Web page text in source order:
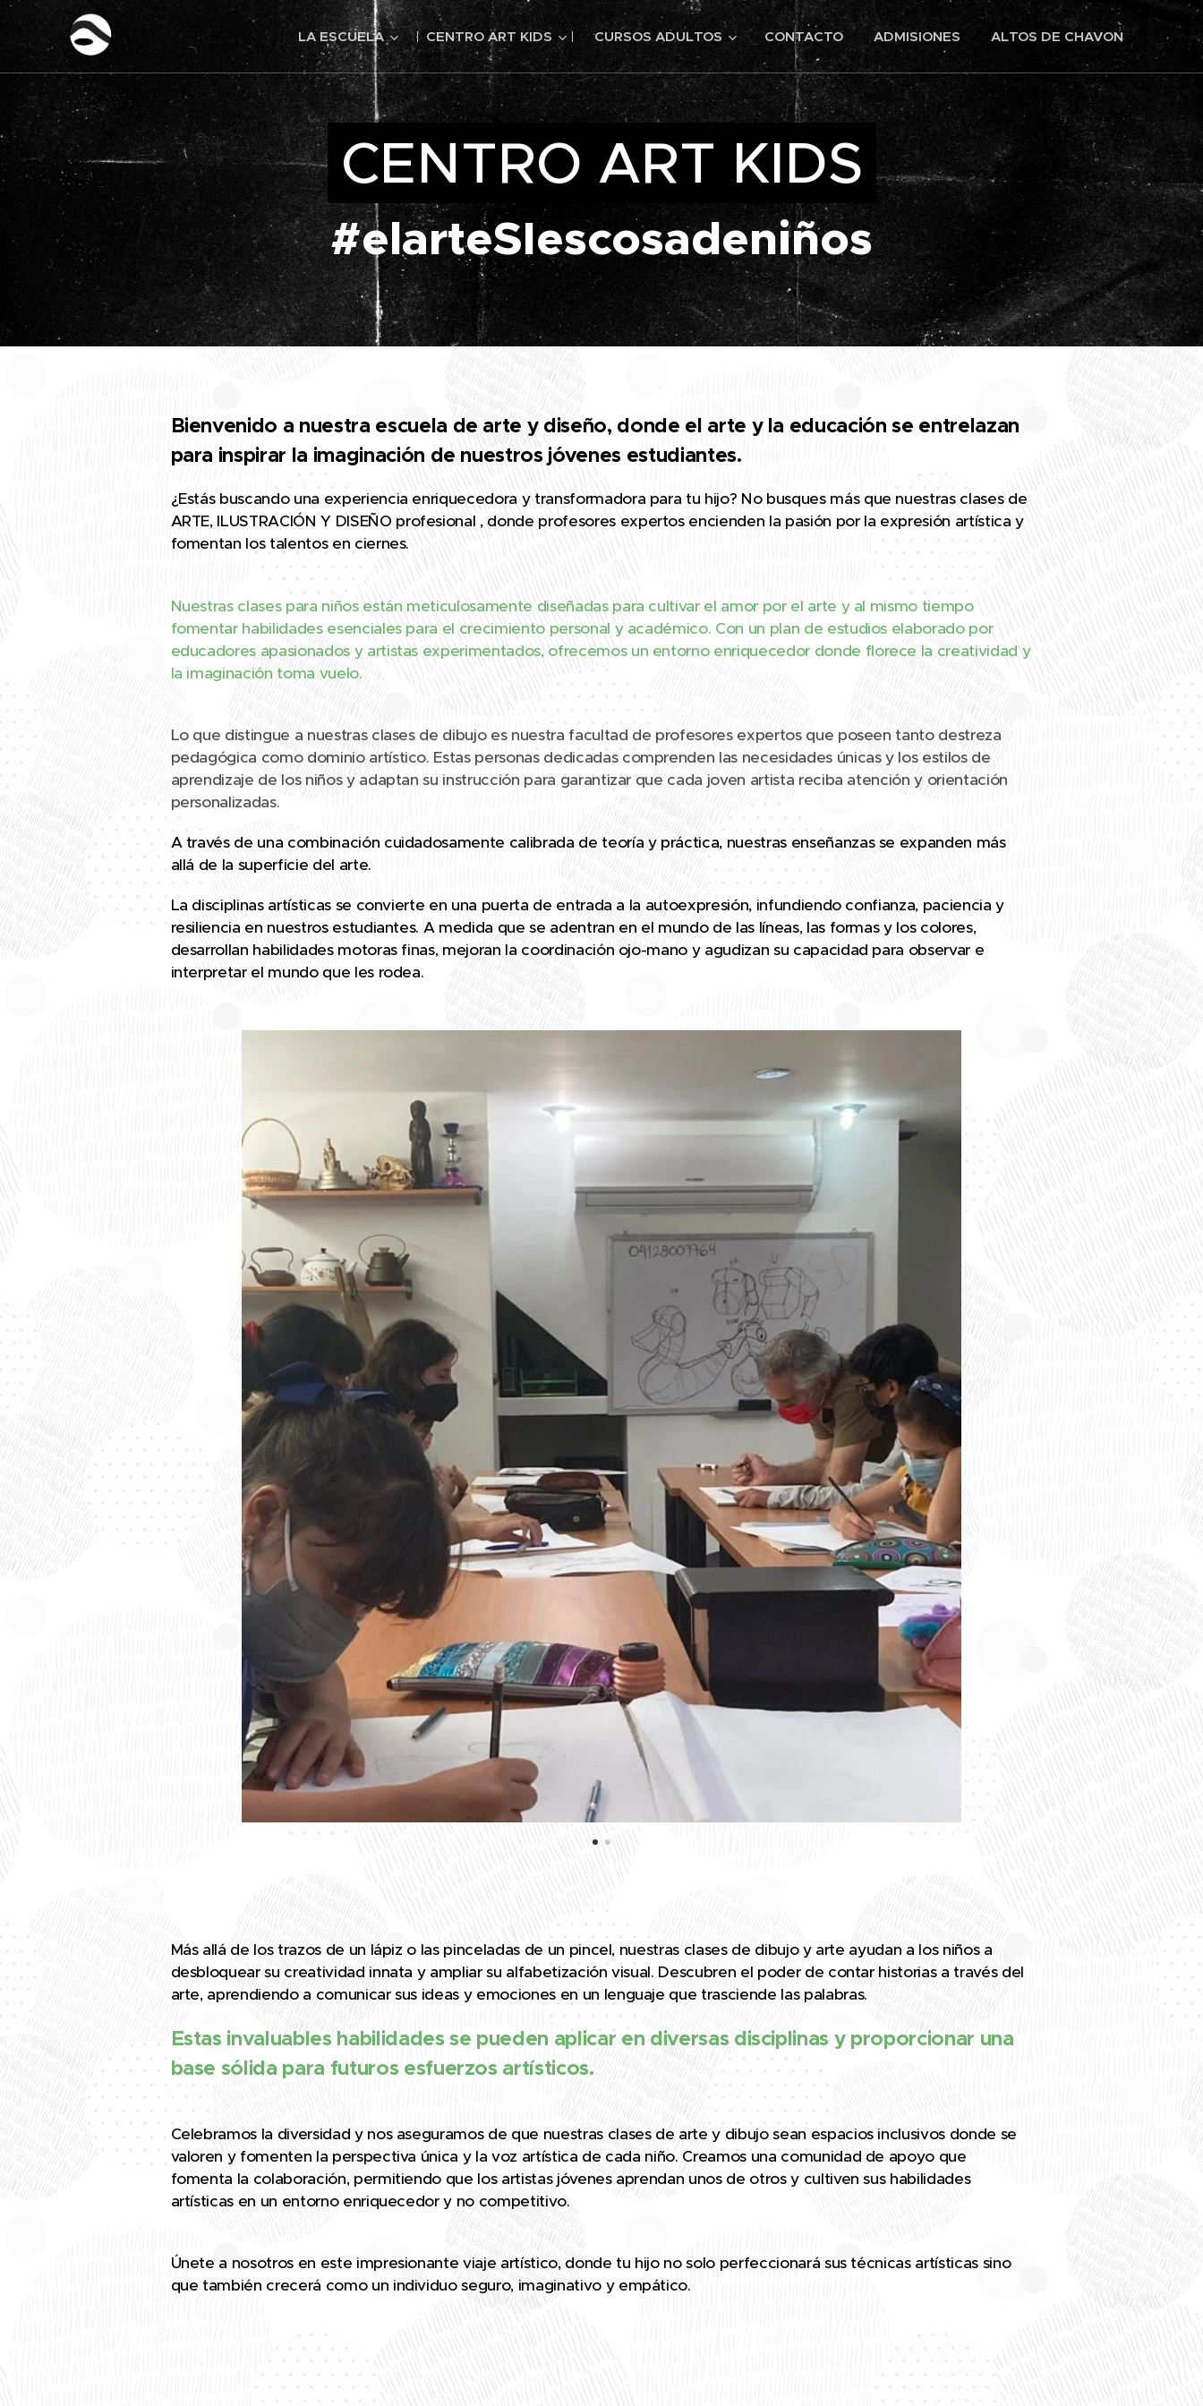
LA ESCUELA CENTRO ART KIDS CURSOS ADULTOS CONTACTO ADMISIONES ALTOS DE CHAVON
CENTRO ART KIDS
#elarteSIescosadeniños
Bienvenido a nuestra escuela de arte y diseño, donde el arte y la educación se entrelazan
para inspirar la imaginación de nuestros jóvenes estudiantes.
¿Estás buscando una experiencia enriquecedora y transformadora para tu hijo? No busques más que nuestras clases de
ARTE, ILUSTRACIÓN Y DISEÑO profesional , donde profesores expertos encienden la pasión por la expresión artística y
fomentan los talentos en ciernes.
Nuestras clases para niños están meticulosamente diseñadas para cultivar el amor por el arte y al mismo tiempo
fomentar habilidades esenciales para el crecimiento personal y académico. Con un plan de estudios elaborado por
educadores apasionados y artistas experimentados, ofrecemos un entorno enriquecedor donde florece la creatividad y
la imaginación toma vuelo.
Lo que distingue a nuestras clases de dibujo es nuestra facultad de profesores expertos que poseen tanto destreza
pedagógica como dominio artístico. Estas personas dedicadas comprenden las necesidades únicas y los estilos de
aprendizaje de los niños y adaptan su instrucción para garantizar que cada joven artista reciba atención y orientación
personalizadas.
A través de una combinación cuidadosamente calibrada de teoría y práctica, nuestras enseñanzas se expanden más
allá de la superficie del arte.
La disciplinas artísticas se convierte en una puerta de entrada a la autoexpresión, infundiendo confianza, paciencia y
resiliencia en nuestros estudiantes. A medida que se adentran en el mundo de las líneas, las formas y los colores,
desarrollan habilidades motoras finas, mejoran la coordinación ojo-mano y agudizan su capacidad para observar e
interpretar el mundo que les rodea.
Más allá de los trazos de un lápiz o las pinceladas de un pincel, nuestras clases de dibujo y arte ayudan a los niños a
desbloquear su creatividad innata y ampliar su alfabetización visual. Descubren el poder de contar historias a través del
arte, aprendiendo a comunicar sus ideas y emociones en un lenguaje que trasciende las palabras.
Estas invaluables habilidades se pueden aplicar en diversas disciplinas y proporcionar una
base sólida para futuros esfuerzos artísticos.
Celebramos la diversidad y nos aseguramos de que nuestras clases de arte y dibujo sean espacios inclusivos donde se
valoren y fomenten la perspectiva única y la voz artística de cada niño. Creamos una comunidad de apoyo que
fomenta la colaboración, permitiendo que los artistas jóvenes aprendan unos de otros y cultiven sus habilidades
artísticas en un entorno enriquecedor y no competitivo.
Únete a nosotros en este impresionante viaje artístico, donde tu hijo no solo perfeccionará sus técnicas artísticas sino
que también crecerá como un individuo seguro, imaginativo y empático.